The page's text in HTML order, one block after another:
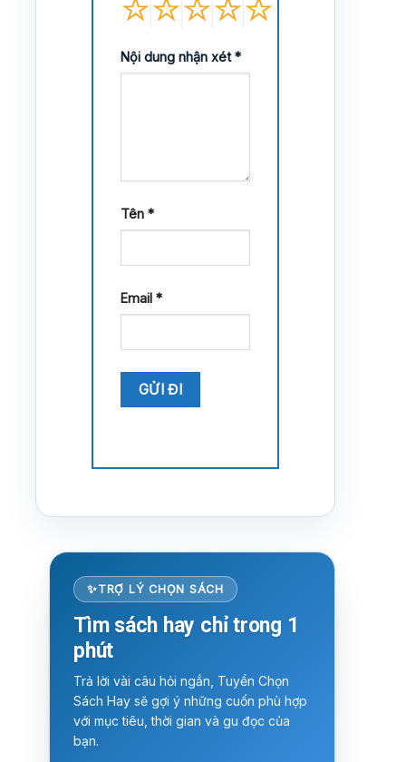
Nội dung nhận xét*
Tên *
Email *
TRỢ LÝ CHỌN SÁCH
Tìm sách hay chỉ trong 1
phút
Trả lời vài câu hỏi ngắn, Tuyển Chọn
Sách Hay sẽ gợi ý những cuốn phù hợp
với mục tiêu, thời gian và gu đọc của
bạn.